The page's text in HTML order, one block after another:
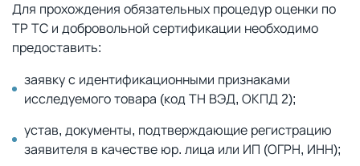
Для прохождения обязательных процедур оценки по
ТР ТС и добровольной сертификации необходимо
предоставить:
заявку с идентификационными признаками
исследуемого товара (код ТН ВЭД, ОКПД 2);
устав, документы, подтверждающие регистрацию
заявителя в качестве юр. лица или ИП (ОГРН, ИНН);